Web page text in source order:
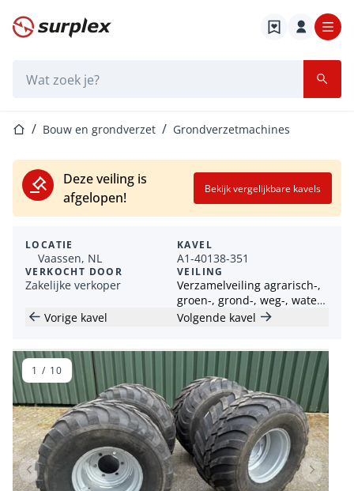
Startpagina
StartpaginaBouw en grondverzet Grondverzetmachines
Deze veiling is
afgelopen!
Bekijk vergelijkbare kavels
LOCATIE
Vaassen, NL
VERKOCHT DOOR
Zakelijke verkoper
KAVEL
A1-40138-351
VEILING
Verzamelveiling agrarisch-,
groen-, grond-, weg-, water-
en transportmaterieel
Vorige kavel Volgende kavel
Vorig item
1 / 10